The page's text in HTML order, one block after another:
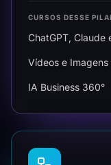
CURSOS DESSE
ChatGPT, Claude
Vídeos e Imagens
IA Business 360°